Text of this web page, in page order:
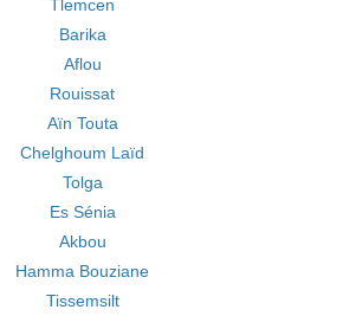
Tlemcen
Barika
Aflou
Rouissat
Aïn Touta
Chelghoum Laïd
Tolga
Es Sénia
Akbou
Hamma Bouziane
Tissemsilt